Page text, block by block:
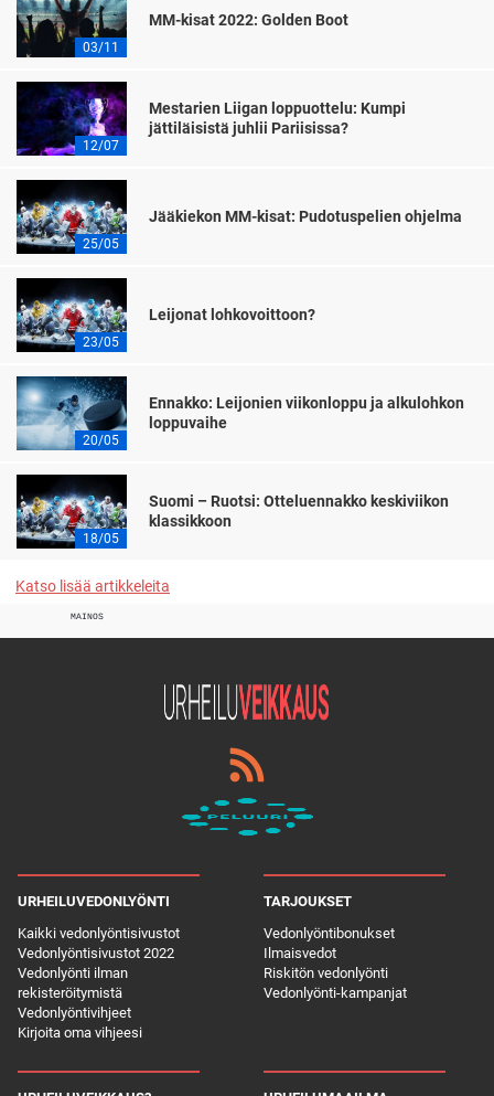
03/11
MM-kisat 2022: Golden Boot
12/07
Mestarien Liigan loppuottelu: Kumpi
jättiläisistä juhlii Pariisissa?
25/05
Jääkiekon MM-kisat: Pudotuspelien ohjelma
23/05
Leijonat lohkovoittoon?
20/05
Ennakko: Leijonien viikonloppu ja alkulohkon
loppuvaihe
18/05
Suomi – Ruotsi: Otteluennakko keskiviikon
klassikkoon
Katso lisää artikkeleita
MAINOS
URHEILUVEDONLYÖNTI
Kaikki vedonlyöntisivustot
Vedonlyöntisivustot 2022
Vedonlyönti ilman
rekisteröitymistä
Vedonlyöntivihjeet
Kirjoita oma vihjeesi
TARJOUKSET
Vedonlyöntibonukset
Ilmaisvedot
Riskitön vedonlyönti
Vedonlyönti-kampanjat